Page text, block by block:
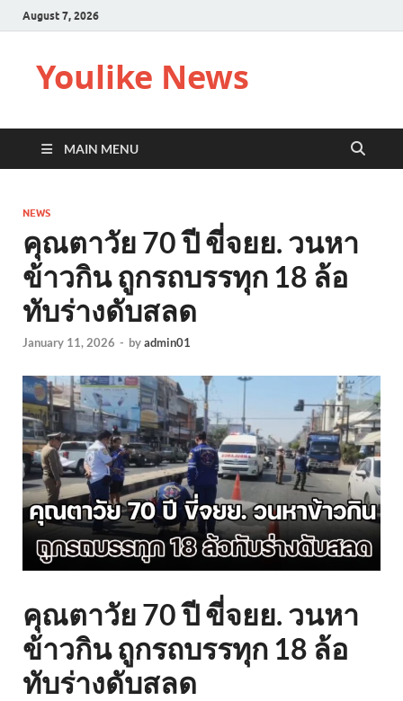
August 7, 2026
Youlike News
MAIN MENU
NEWS
คุณตาวัย 70 ปี ขี่จยย. วนหา
ข้าวกิน ถูกรถบรรทุก 18 ล้อ
ทับร่างดับสลด
January 11, 2026 - byadmin01
คุณตาวัย 70 ปี ขี่จยย. วนหา
ข้าวกิน ถูกรถบรรทุก 18 ล้อ
ทับร่างดับสลด